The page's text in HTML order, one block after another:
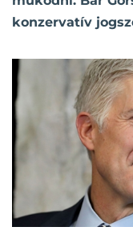
konzervatív